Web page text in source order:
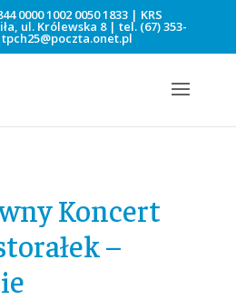
0000 1002 0050 1833 | KRS
ul. Królewska 8 | tel. (67) 353-
tpch25@poczta.onet.pl
Koncert
–